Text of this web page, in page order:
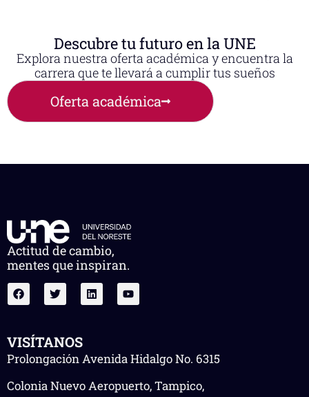
Descubre tu futuro en la UNE
Explora nuestra oferta académica y encuentra la
carrera que te llevará a cumplir tus sueños
Oferta académica
Actitud de cambio,
mentes que inspiran.
VISÍTANOS
Prolongación Avenida Hidalgo No. 6315
Colonia Nuevo Aeropuerto, Tampico,